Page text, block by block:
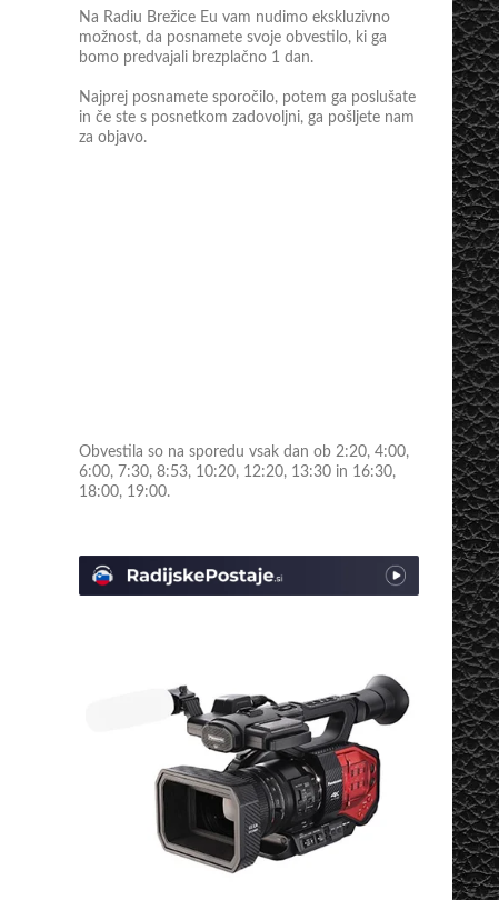
Na Radiu Brežice Eu vam nudimo ekskluzivno
možnost, da posnamete svoje obvestilo, ki ga
bomo predvajali brezplačno 1 dan.
Najprej posnamete sporočilo, potem ga poslušate
in če ste s posnetkom zadovoljni, ga pošljete nam
za objavo.
Obvestila so na sporedu vsak dan ob 2:20, 4:00,
6:00, 7:30, 8:53, 10:20, 12:20, 13:30 in 16:30,
18:00, 19:00.